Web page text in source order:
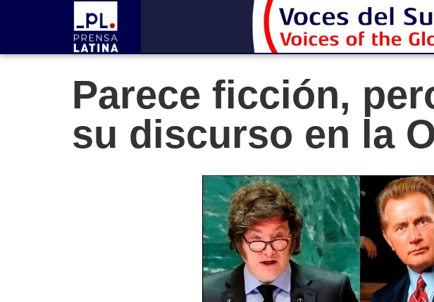
Parece ficción,
su discurso en la